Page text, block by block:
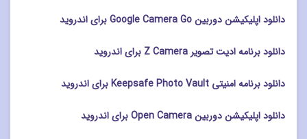
دانلود اپلیکیشن دوربین Google Camera Go برای اندروید
دانلود برنامه ادیت تصویر Z Camera برای اندروید
دانلود برنامه امنیتی Keepsafe Photo Vault برای اندروید
دانلود اپلیکیشن دوربین Open Camera برای اندروید